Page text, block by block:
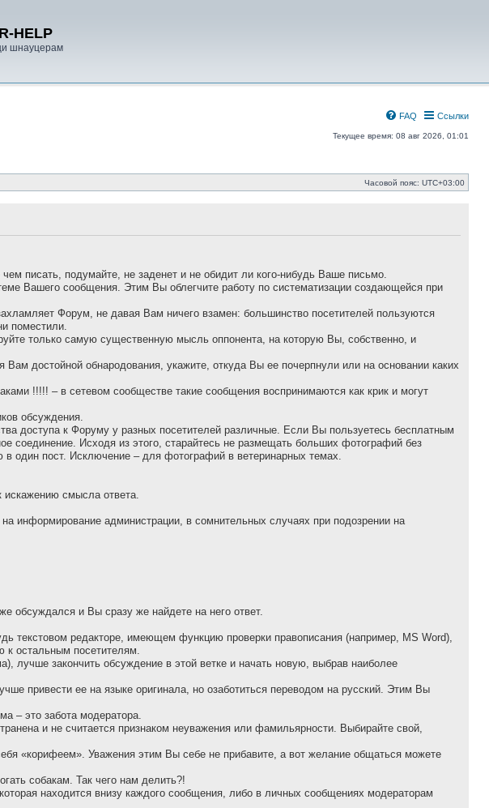
HELP
шнауцерам
Ссылки
FAQ
Текущее время: 08 авг 2026, 01:01
Часовой пояс: UTC+03:00
писать, подумайте, не заденет и не обидит ли кого-нибудь Ваше письмо.
Вашего сообщения. Этим Вы облегчите работу по систематизации создающейся при
Форум, не давая Вам ничего взамен: большинство посетителей пользуются
поместили.
только самую существенную мысль оппонента, на которую Вы, собственно, и
достойной обнародования, укажите, откуда Вы ее почерпнули или на основании каких
!!!!! – в сетевом сообществе такие сообщения воспринимаются как крик и могут
обсуждения.
доступа к Форуму у разных посетителей различные. Если Вы пользуетесь бесплатным
соединение. Исходя из этого, старайтесь не размещать больших фотографий без
один пост. Исключение – для фотографий в ветеринарных темах.
искажению смысла ответа.
информирование администрации, в сомнительных случаях при подозрении на
обсуждался и Вы сразу же найдете на него ответ.
текстовом редакторе, имеющем функцию проверки правописания (например, MS Word),
к остальным посетителям.
лучше закончить обсуждение в этой ветке и начать новую, выбрав наиболее
привести ее на языке оригинала, но озаботиться переводом на русский. Этим Вы
– это забота модеpатоpа.
и не считается признаком неуважения или фамильярности. Выбирайте свой,
«корифеем». Уважения этим Вы себе не прибавите, а вот желание общаться можете
собакам. Так чего нам делить?!
находится внизу каждого сообщения, либо в личных сообщениях модераторам